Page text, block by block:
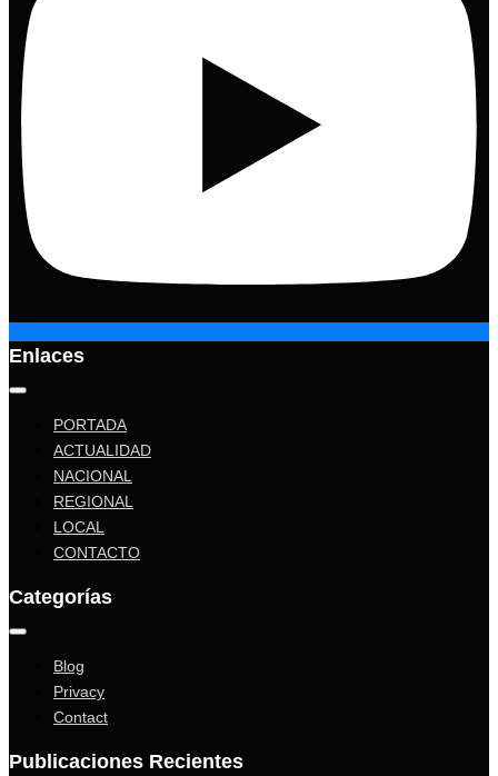
Enlaces
PORTADA
ACTUALIDAD
NACIONAL
REGIONAL
LOCAL
CONTACTO
Categorías
Blog
Privacy
Contact
Publicaciones Recientes